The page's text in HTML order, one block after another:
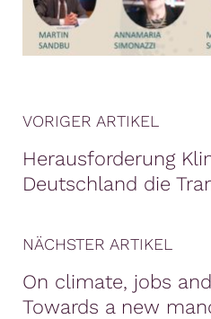
VORIGER ARTIKEL
Herausforderung
Deutschland die
NÄCHSTER ARTIKEL
On climate, jobs
Towards a new